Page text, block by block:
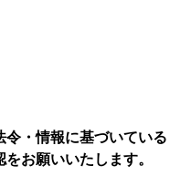
・情報に基づいている
お願いいたします。